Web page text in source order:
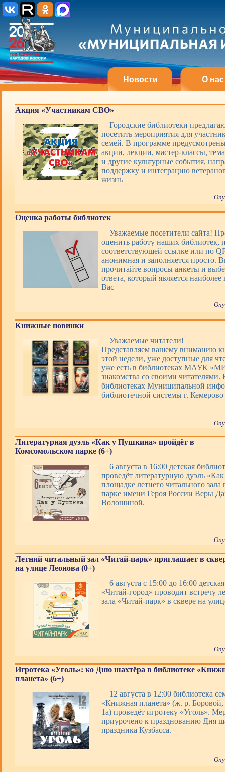
Новости О нас
Акция «Участникам СВО»
Городские библиотеки
посетить мероприятия для
семей. В программе
акции, лекции, мастер-классы,
и другие культурные события,
поддержку и интеграцию
жизнь
Оценка работы библиотек
Уважаемые посетители сайта!
оценить работу наших библиотек,
соответствующей ссылке или по
анонимная и заполняется просто.
прочитайте вопросы анкеты и
ответа, который является
Вас
Книжные новинки
Уважаемые читатели!
Представляем вашему вниманию
этой недели, уже доступные для
уже есть в библиотеках МАУК
знакомства со своими читателями.
библиотеках Муниципальной
библиотечной системы г. Кемерово
Литературная дуэль «Как у Пушкина» пройдёт в
Комсомольском парке (6+)
6 августа в 16:00 детская
проведёт литературную дуэль
площадке летнего читального
парке имени Героя России Веры
Волошиной.
Летний читальный зал «Читай-парк» приглашает в
на улице Леонова (0+)
6 августа с 15:00 до 16:00
«Читай-город» проводит встречу
зала «Читай-парк» в сквере на
Игротека «Уголь»: ко Дню шахтёра в библиотеке
планета» (6+)
12 августа в 12:00 библиотека
«Книжная планета» (ж. р. Боровой,
1а) проведёт игротеку «Уголь».
приурочено к празднованию Дня
праздника Кузбасса.